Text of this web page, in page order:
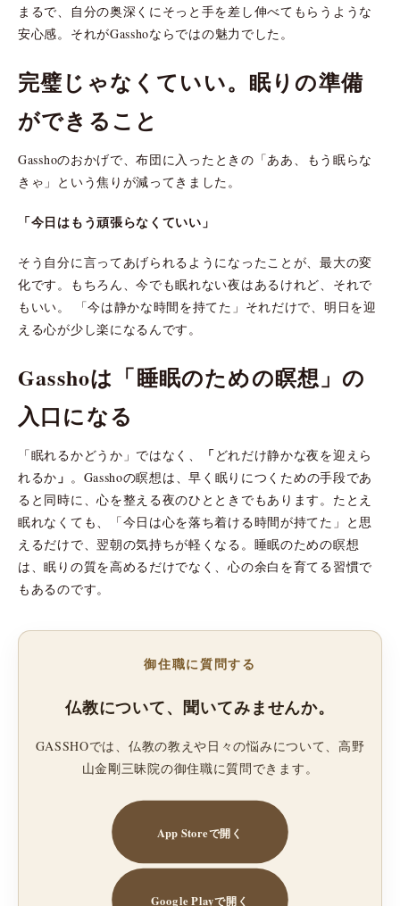
まるで、自分の奥深くにそっと手を差し伸べてもらうような
安心感。それがGasshoならではの魅力でした。
完璧じゃなくていい。眠りの準備
ができること
Gasshoのおかげで、布団に入ったときの「ああ、もう眠らな
きゃ」という焦りが減ってきました。
「今日はもう頑張らなくていい」
そう自分に言ってあげられるようになったことが、最大の変
化です。もちろん、今でも眠れない夜はあるけれど、それで
もいい。 「今は静かな時間を持てた」それだけで、明日を迎
える心が少し楽になるんです。
Gasshoは「睡眠のための瞑想」の
入口になる
「眠れるかどうか」ではなく、 「どれだけ静かな夜を迎えら
れるか 」 。Gasshoの瞑想は、早く眠りにつくための手段であ
ると同時に、心を整える夜のひとときでもあります。たとえ
眠れなくても、「今日は心を落ち着ける時間が持てた」と思
えるだけで、翌朝の気持ちが軽くなる。睡眠のための瞑想
は、眠りの質を高めるだけでなく、心の余白を育てる習慣で
もあるのです。
御住職に質問する
仏教について、聞いてみませんか。
GASSHOでは、仏教の教えや日々の悩みについて、高野
山金剛三昧院の御住職に質問できます。
App Storeで開く
Google Playで開く